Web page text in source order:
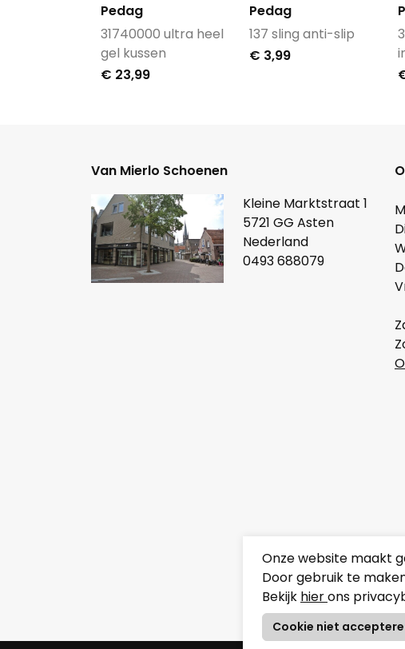
Pedag
31740000 ultra heel
gel kussen
€ 23,99
Pedag
137 sling anti-slip
€ 3,99
Van Mierlo Schoenen
Kleine Marktstraat 1
5721 GG Asten
Nederland
0493 688079
Onze website maakt
Door gebruik te
Bekijk hierons